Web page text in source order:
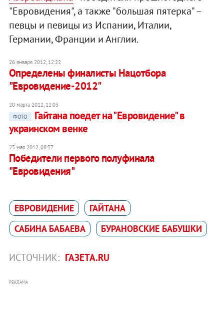
"Евровидения", а также "большая пятерка" –
певцы и певицы из Испании, Италии,
Германии, Франции и Англии.
26 января 2012, 12:22
Определены финалисты Нацотбора
"Евровидение-2012"
20 марта 2012, 12:03
ФОТО
Гайтана поедет на "Евровидение" в
украинском венке
23 мая 2012, 08:37
Победители первого полуфинала
"Евровидения"
ЕВРОВИДЕНИЕ
ГАЙТАНА
САБИНА БАБАЕВА
БУРАНОВСКИЕ БАБУШКИ
ИСТОЧНИК: ГАЗЕТА.RU
РЕКЛАМА